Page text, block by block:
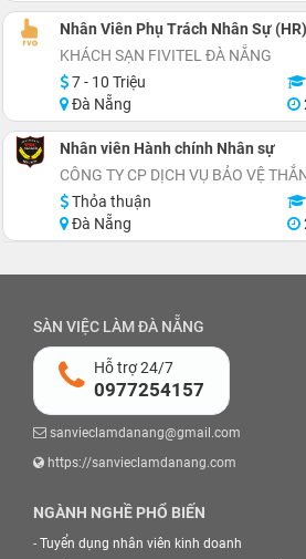
Nhân Viên Phụ Trách Nhân Sự (HR)
KHÁCH SẠN FIVITEL ĐÀ NẴNG
7 - 10 Triệu
Đà Nẵng
Nhân viên Hành chính Nhân sự
CÔNG TY CP DỊCH VỤ BẢO VỆ
Thỏa thuận
Đà Nẵng
SÀN VIỆC LÀM ĐÀ NẴNG
Hỗ trợ 24/7
0977254157
sanvieclamdanang@gmail.com
https://sanvieclamdanang.com
NGÀNH NGHỀ PHỔ BIẾN
- Tuyển dụng nhân viên kinh doanh